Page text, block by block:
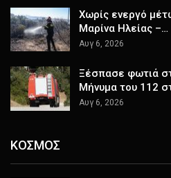
Χωρίς ενεργό
Μαρίνα Ηλείας –…
Αυγ 6, 2026
Ξέσπασε φωτιά
Μήνυμα του 112
Αυγ 6, 2026
ΚΟΣΜΟΣ